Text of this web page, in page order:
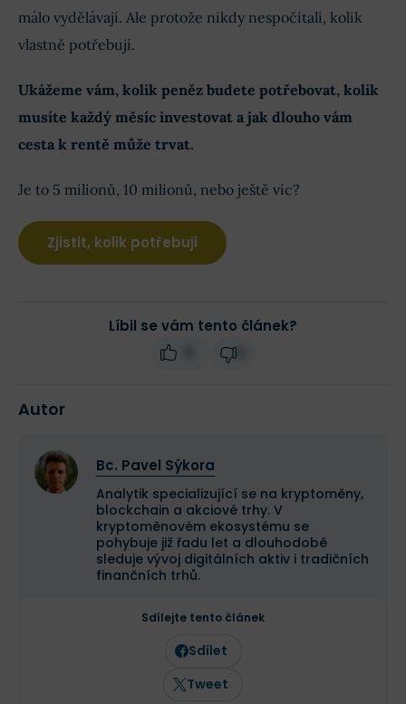
málo vydělávají. Ale protože nikdy nespočítali, kolik
vlastně potřebují.
Ukážeme vám, kolik peněz budete potřebovat, kolik
musíte každý měsíc investovat a jak dlouho vám
cesta k rentě může trvat.
Je to 5 milionů, 10 milionů, nebo ještě víc?
Zjistit, kolik potřebuji
Líbil se vám tento článek?
Autor
Bc. Pavel Sýkora
Analytik specializující se na kryptoměny,
blockchain a akciové trhy. V
kryptoměnovém ekosystému se
pohybuje již řadu let a dlouhodobě
sleduje vývoj digitálních aktiv i tradičních
finančních trhů.
Sdílejte tento článek
Sdílet
Tweet